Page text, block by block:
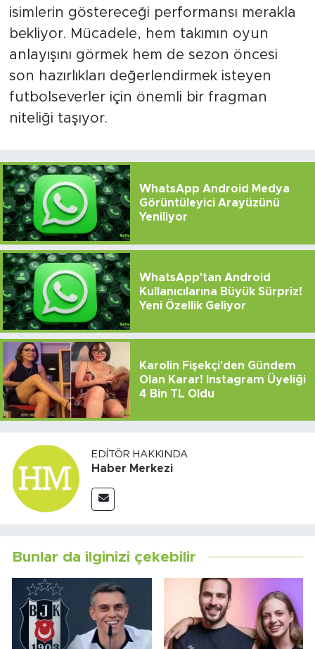
isimlerin göstereceği performansı merakla
bekliyor. Mücadele, hem takımın oyun
anlayışını görmek hem de sezon öncesi
son hazırlıkları değerlendirmek isteyen
futbolseverler için önemli bir fragman
niteliği taşıyor.
WhatsApp Android Medya
Görüntüleyici Arayüzünü
Yeniliyor
WhatsApp'tan Android
Kullanıcılarına Büyük Sürpriz!
Yeni Özellik Geliyor
Karolin Fişekçi'den Gündem
Olan Karar! Instagram Üyeliği
4 Bin TL Oldu
EDITÖR HAKKINDA
Haber Merkezi
Bunlar da ilginizi çekebilir